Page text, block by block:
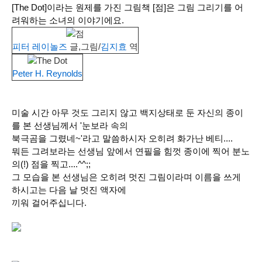
[The Dot]이라는 원제를 가진 그림책 [점]은 그림 그리기를 어
려워하는 소녀의 이야기에요.
점
피터 레이놀즈 글,그림/김지효 역
The Dot
Peter H. Reynolds
미술 시간 아무 것도 그리지 않고 백지상태로 둔 자신의 종이
를 본 선생님께서 '눈보라 속의
북극곰을 그렸네~'라고 말씀하시자 오히려 화가난 베티....
뭐든 그려보라는 선생님 앞에서 연필을 힘껏 종이에 찍어 분노
의(!) 점을 찍고....^^;;
그 모습을 본 선생님은 오히려 멋진 그림이라며 이름을 쓰게
하시고는 다음 날 멋진 액자에
끼워 걸어주십니다.